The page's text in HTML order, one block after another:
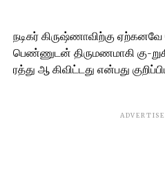
நடிகர் கிருஷ்ணாவிற்கு
பெண்ணுடன் திருமணமாகி கு-
ரத்து ஆ கிவிட்டது என்பது